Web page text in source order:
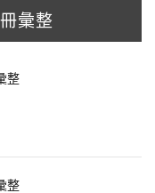
彙整
整
整